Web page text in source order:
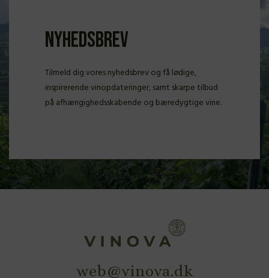
Nyhedsbrev
Tilmeld dig vores nyhedsbrev og få lødige,
inspirerende vinopdateringer, samt skarpe tilbud
på afhængighedsskabende og bæredygtige vine.
web@vinova.dk